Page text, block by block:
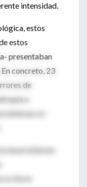
intensidad.
estos
estos
presentaban
concreto, 23
de
o
no
de problemas
da en